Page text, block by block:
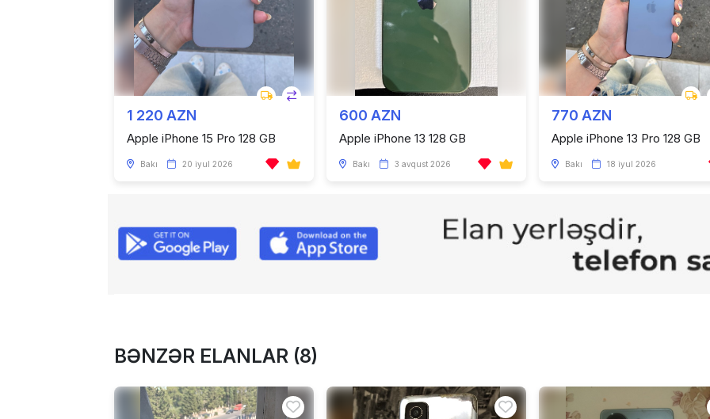
1 220 AZN
Apple iPhone 15 Pro 128 GB
Bakı 20 iyul 2026
600 AZN
Apple iPhone 13 128 GB
Bakı 3 avqust 2026
770 AZN
Apple iPhone 13 Pro 128 GB
Bakı 18 iyul 2026
BƏNZƏR ELANLAR (8)